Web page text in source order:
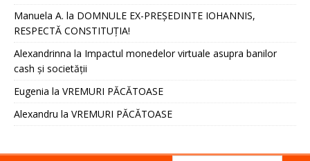
Manuela A. la DOMNULE EX-PREȘEDINTE IOHANNIS,
RESPECTĂ CONSTITUȚIA!
Alexandrinna la Impactul monedelor virtuale asupra banilor
cash și societății
Eugenia la VREMURI PĂCĂTOASE
Alexandru la VREMURI PĂCĂTOASE